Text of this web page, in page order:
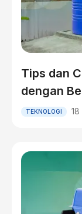
Tips dan
dengan
TEKNOLOGI